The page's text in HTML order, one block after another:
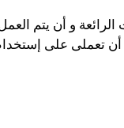
الرائعة و أن يتم
أن تعملى على